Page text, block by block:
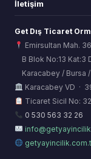
İletişim
Get Dış Ticaret
Emirsultan Mah.
B Blok No:13 Kat:3
Karacabey / Bursa /
Karacabey VD ·
Ticaret Sicil No:
0 530 563 32 26